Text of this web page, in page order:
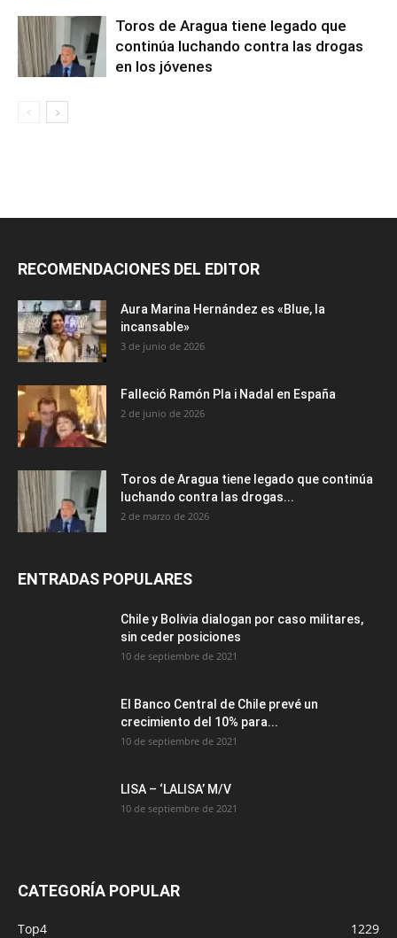
Toros de Aragua tiene legado que
continúa luchando contra las drogas
en los jóvenes
RECOMENDACIONES DEL EDITOR
Aura Marina Hernández es «Blue, la
incansable»
3 de junio de 2026
Falleció Ramón Pla i Nadal en España
2 de junio de 2026
Toros de Aragua tiene legado que continúa
luchando contra las drogas...
2 de marzo de 2026
ENTRADAS POPULARES
Chile y Bolivia dialogan por caso militares,
sin ceder posiciones
10 de septiembre de 2021
El Banco Central de Chile prevé un
crecimiento del 10% para...
10 de septiembre de 2021
LISA – ‘LALISA’ M/V
10 de septiembre de 2021
CATEGORÍA POPULAR
Top4
1229